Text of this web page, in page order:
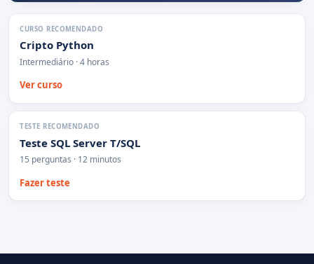
CURSO RECOMENDADO
Cripto Python
Intermediário · 4 horas
Ver curso
TESTE RECOMENDADO
Teste SQL Server T/SQL
15 perguntas · 12 minutos
Fazer teste